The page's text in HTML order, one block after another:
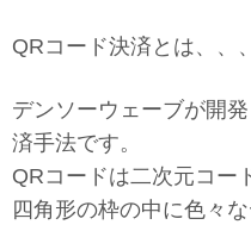
QRコード決済とは、、
デンソーウェーブが開
済手法です。
QRコードは二次元コー
四角形の枠の中に色々